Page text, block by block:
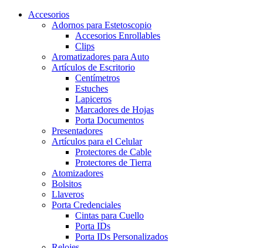
Accesorios
Adornos para Estetoscopio
Accesorios Enrollables
Clips
Aromatizadores para Auto
Artículos de Escritorio
Centímetros
Estuches
Lapiceros
Marcadores de Hojas
Porta Documentos
Presentadores
Artículos para el Celular
Protectores de Cable
Protectores de Tierra
Atomizadores
Bolsitos
Llaveros
Porta Credenciales
Cintas para Cuello
Porta IDs
Porta IDs Personalizados